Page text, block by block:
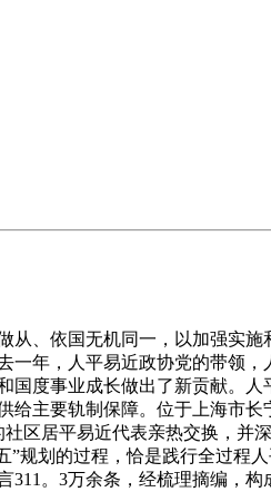
、依国无机同一，以加强实施
年，人平易近政协党的带领
国度事业成长做出了新贡献。
给主要轨制保障。位于上海
区居平易近代表亲热交换，
规划的过程，恰是践行全过程
。3万余条，经梳理摘编，